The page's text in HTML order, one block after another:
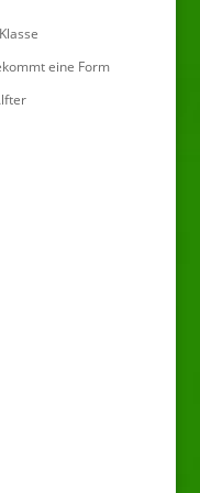
eine Form